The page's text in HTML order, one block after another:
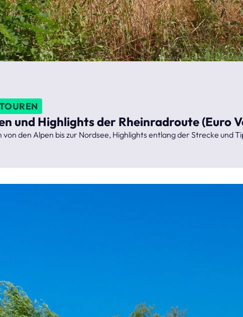
und Highlights der Rheinradroute (Euro
den Alpen bis zur Nordsee, Highlights entlang der Strecke und